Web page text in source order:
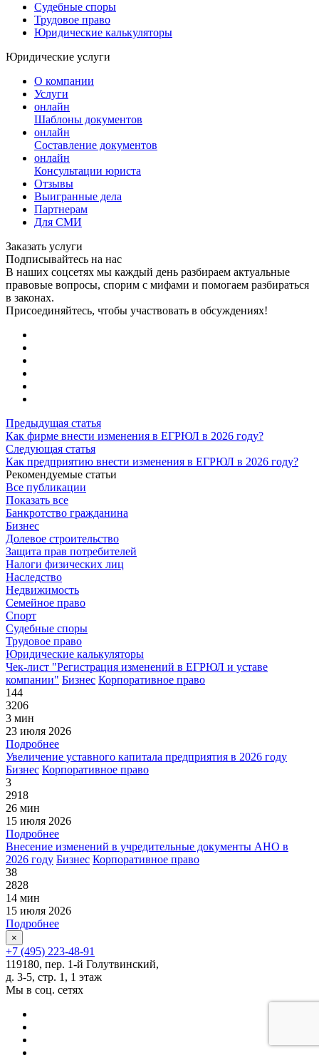
Судебные споры
Трудовое право
Юридические калькуляторы
Юридические услуги
О компании
Услуги
онлайн
Шаблоны документов
онлайн
Составление документов
онлайн
Консультации юриста
Отзывы
Выигранные дела
Партнерам
Для СМИ
Заказать услуги
Подписывайтесь на нас
В наших соцсетях мы каждый день разбираем актуальные
правовые вопросы, спорим с мифами и помогаем разбираться
в законах.
Присоединяйтесь, чтобы участвовать в обсуждениях!
Предыдущая статья
Как фирме внести изменения в ЕГРЮЛ в 2026 году?
Следующая статья
Как предприятию внести изменения в ЕГРЮЛ в 2026 году?
Рекомендуемые статьи
Все публикации
Показать все
Банкротство гражданина
Бизнес
Долевое строительство
Защита прав потребителей
Налоги физических лиц
Наследство
Недвижимость
Семейное право
Спорт
Судебные споры
Трудовое право
Юридические калькуляторы
Чек-лист "Регистрация изменений в ЕГРЮЛ и уставе
компании" Бизнес Корпоративное право
144
3206
3 мин
23 июля 2026
Подробнее
Увеличение уставного капитала предприятия в 2026 году
Бизнес Корпоративное право
3
2918
26 мин
15 июля 2026
Подробнее
Внесение изменений в учредительные документы АНО в
2026 году Бизнес Корпоративное право
38
2828
14 мин
15 июля 2026
Подробнее
×
+7 (495) 223-48-91
119180, пер. 1-й Голутвинский,
д. 3-5, стр. 1, 1 этаж
Мы в соц. сетях